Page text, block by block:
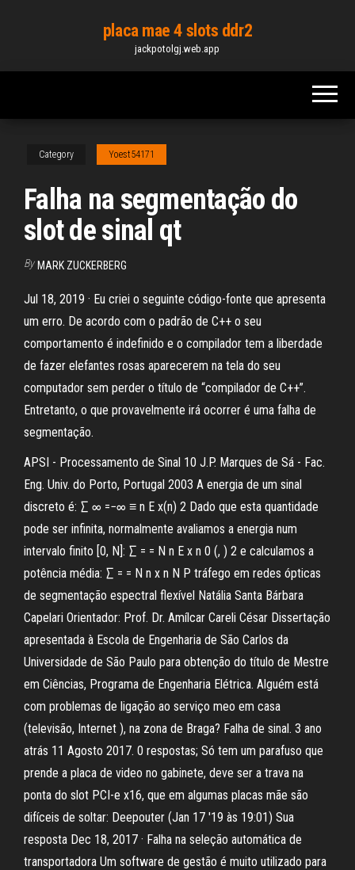
content
placa mae 4 slots ddr2
jackpotolgj.web.app
Category Yoest54171
Falha na segmentação do
slot de sinal qt
By MARK ZUCKERBERG
Jul 18, 2019 · Eu criei o seguinte código-fonte que apresenta
um erro. De acordo com o padrão de C++ o seu
comportamento é indefinido e o compilador tem a liberdade
de fazer elefantes rosas aparecerem na tela do seu
computador sem perder o título de “compilador de C++”.
Entretanto, o que provavelmente irá ocorrer é uma falha de
segmentação.
APSI - Processamento de Sinal 10 J.P. Marques de Sá - Fac.
Eng. Univ. do Porto, Portugal 2003 A energia de um sinal
discreto é: ∑ ∞ =−∞ ≡ n E x(n) 2 Dado que esta quantidade
pode ser infinita, normalmente avaliamos a energia num
intervalo finito [0, N]: ∑ = = N n E x n 0 (, ) 2 e calculamos a
potência média: ∑ = = N n x n N P tráfego em redes ópticas
de segmentação espectral flexível Natália Santa Bárbara
Capelari Orientador: Prof. Dr. Amílcar Careli César Dissertação
apresentada à Escola de Engenharia de São Carlos da
Universidade de São Paulo para obtenção do título de Mestre
em Ciências, Programa de Engenharia Elétrica. Alguém está
com problemas de ligação ao serviço meo em casa
(televisão, Internet ), na zona de Braga? Falha de sinal. 3 ano
atrás 11 Agosto 2017. 0 respostas; Só tem um parafuso que
prende a placa de video no gabinete, deve ser a trava na
ponta do slot PCI-e x16, que em algumas placas mãe são
difíceis de soltar: Deepouter (Jan 17 '19 às 19:01) Sua
resposta Dec 18, 2017 · Falha na seleção automática de
transportadora Um software de gestão é muito utilizado para